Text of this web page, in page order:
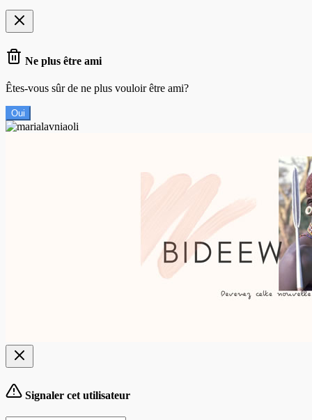
Ne plus être ami
Êtes-vous sûr de ne plus vouloir être ami?
Oui
Signaler cet utilisateur